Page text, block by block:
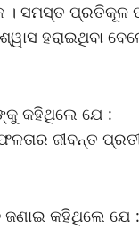
। ସମସ୍ତ
ହରାଇଥିବା
କହିଥିଲେ ଯେ :
ଜୀବନ୍ତ
ଜଣାଇ କହିଥିଲେ ଯେ :